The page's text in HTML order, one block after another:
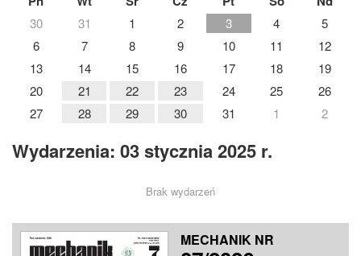
30 31 1 2 3 4
5
6
7 8 9 10 11
12
13
14 15 16 17 18
19
20
21 22 23 24 25
26
27
28 29 30 31 1 2
Wydarzenia: 03 stycznia 2025 r.
Brak wydarzeń
MECHANIK NR